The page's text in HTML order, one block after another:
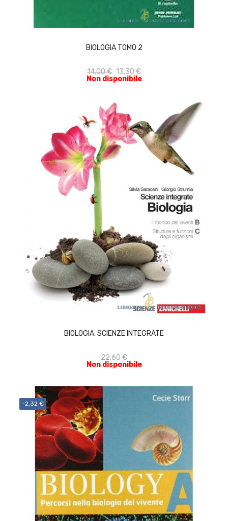
BIOLOGIA TOMO 2
14,00 € 13,30 €
Non disponibile
BIOLOGIA. SCIENZE INTEGRATE
22,60 €
Non disponibile
ACQUISTA
-2,32 €